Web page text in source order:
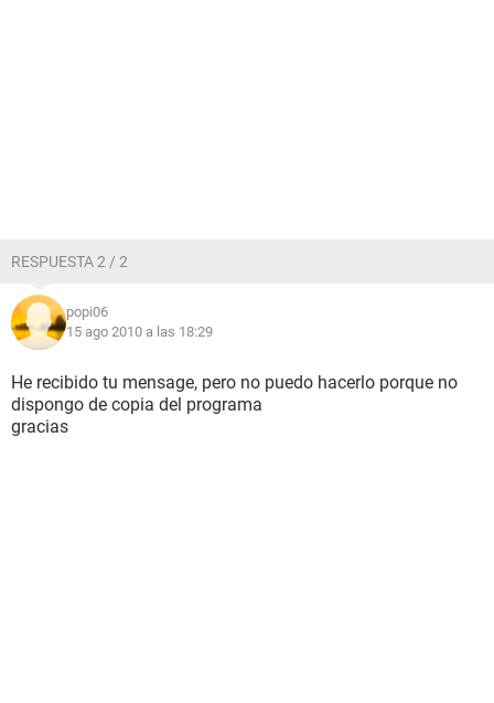
RESPUESTA 2 / 2
popi06
15 ago 2010 a las 18:29
He recibido tu mensage, pero no puedo hacerlo porque no
dispongo de copia del programa
gracias